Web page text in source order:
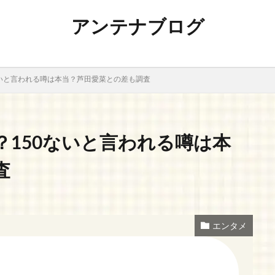
アンテナブログ
言われる噂は本当？芦田愛菜との差も調査
150ないと言われる噂は本
エンタメ